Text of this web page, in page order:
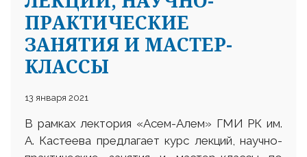
ПРАКТИЧЕСКИЕ
ЗАНЯТИЯ И МАСТЕР-
КЛАССЫ
13 января 2021
В рамках лектория «Асем-Алем» ГМИ РК им.
А. Кастеева предлагает курс лекций, научно-
23 97